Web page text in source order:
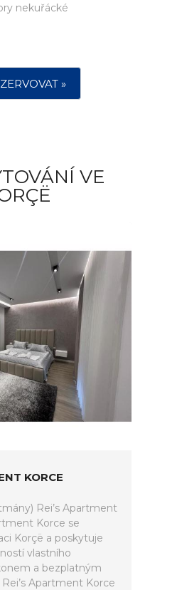
nekuřácké
»
VE
KORCE
Rei’s Apartment
Korce se
Korçë a poskytuje
vlastního
a bezplatným
Apartment Korce